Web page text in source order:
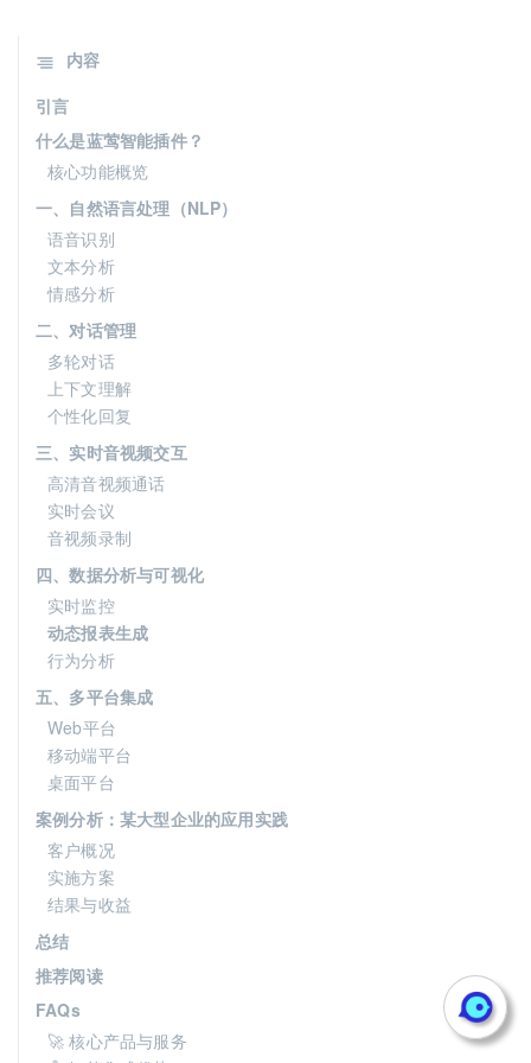
内容
引言
什么是蓝莺智能插件？
核心功能概览
一、自然语言处理（NLP）
语音识别
文本分析
情感分析
二、对话管理
多轮对话
上下文理解
个性化回复
三、实时音视频交互
高清音视频通话
实时会议
音视频录制
四、数据分析与可视化
实时监控
动态报表生成
行为分析
五、多平台集成
Web平台
移动端平台
桌面平台
案例分析：某大型企业的应用实践
客户概况
实施方案
结果与收益
总结
推荐阅读
FAQs
🚀 核心产品与服务